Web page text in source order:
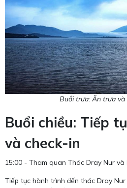
Buổi trưa: Ăn trưa
Buổi chiều: Tiếp
và check-in
15:00 - Tham quan Thác Dray Nur và
Tiếp tục hành trình đến thác Dray